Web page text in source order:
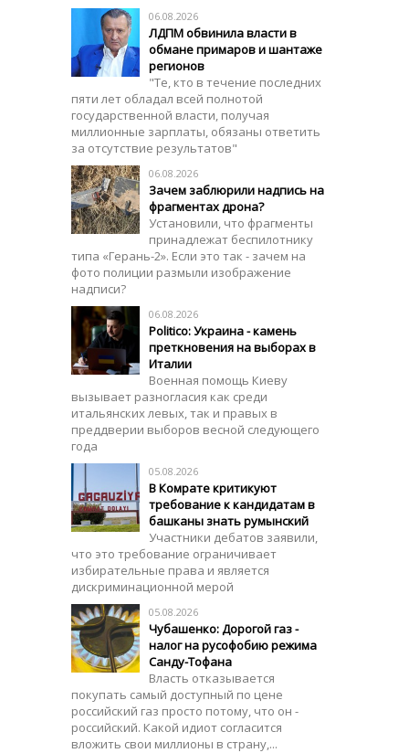
06.08.2026
ЛДПМ обвинила власти в
обмане примаров и шантаже
регионов
"Те, кто в течение последних
пяти лет обладал всей полнотой
государственной власти, получая
миллионные зарплаты, обязаны ответить
за отсутствие результатов"
06.08.2026
Зачем заблюрили надпись на
фрагментах дрона?
Установили, что фрагменты
принадлежат беспилотнику
типа «Герань-2». Если это так - зачем на
фото полиции размыли изображение
надписи?
06.08.2026
Politico: Украина - камень
преткновения на выборах в
Италии
Военная помощь Киеву
вызывает разногласия как среди
итальянских левых, так и правых в
преддверии выборов весной следующего
года
05.08.2026
В Комрате критикуют
требование к кандидатам в
башканы знать румынский
Участники дебатов заявили,
что это требование ограничивает
избирательные права и является
дискриминационной мерой
05.08.2026
Чубашенко: Дорогой газ -
налог на русофобию режима
Санду-Тофана
Власть отказывается
покупать самый доступный по цене
российский газ просто потому, что он -
российский. Какой идиот согласится
вложить свои миллионы в страну,...